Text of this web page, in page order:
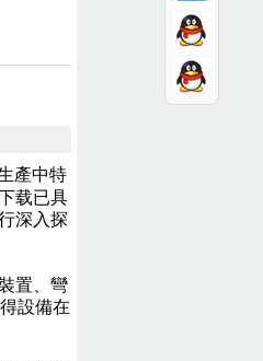
產中特
载已具
深入探
置、彎
設備在